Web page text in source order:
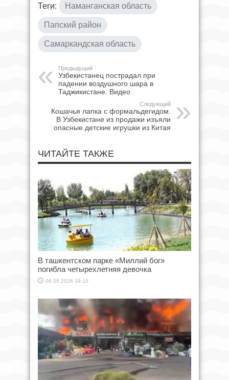
Теги: Наманганская область
Папский район
Самаркандская область
Предыдущий
Узбекистанец пострадал при
падении воздушного шара в
Таджикистане. Видео
Следующий
Кошачья лапка с формальдегидом.
В Узбекистане из продажи изъяли
опасные детские игрушки из Китая
ЧИТАЙТЕ ТАКЖЕ
В ташкентском парке «Миллий бог»
погибла четырехлетняя девочка
06.08.2026 19:10